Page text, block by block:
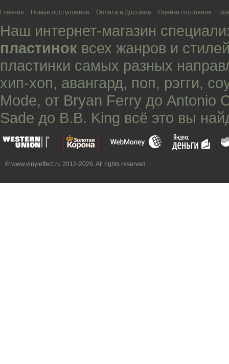
Главная Новые поступления Оплата и Доставка Оценка состояния
Наш интернет-магазин
пластинок всех жанров и
пластинки самых разных
хип-хоп, авангард, поп, рэгги,
Mode, от Bryan Ferry до Antonio
Sade до B.B. King всё это вы
© www.vinyleffect.ru 2012-2026. All rights reserved.